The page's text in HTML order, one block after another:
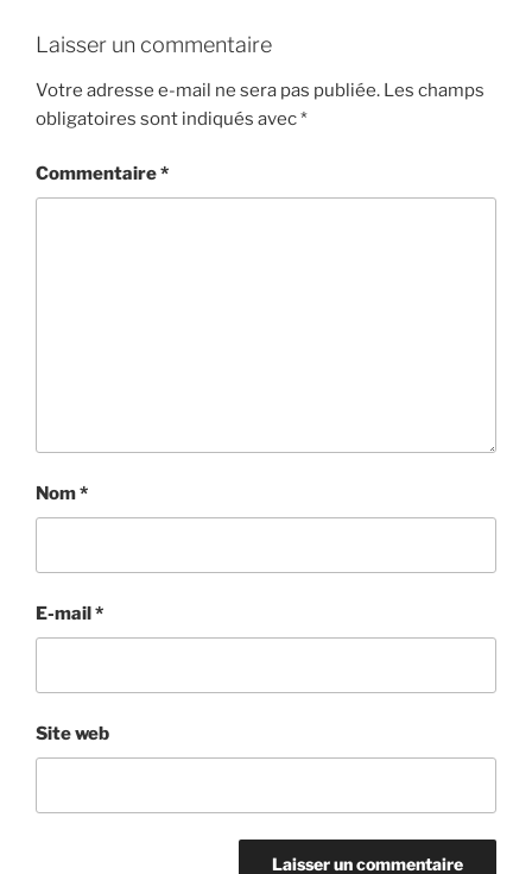
Laisser un commentaire
Votre adresse e-mail ne sera pas publiée. Les champs
obligatoires sont indiqués avec*
Commentaire*
Nom*
E-mail*
Site web